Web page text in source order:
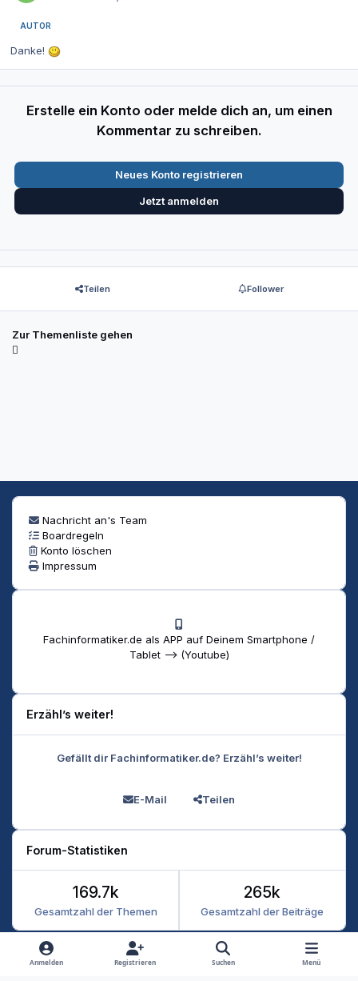
AUTOR
Danke!
Erstelle ein Konto oder melde dich an, um einen
Kommentar zu schreiben.
Neues Konto registrieren
Jetzt anmelden
Teilen Follower
Zur Themenliste gehen
Nachricht an's Team
Boardregeln
Konto löschen
Impressum
Fachinformatiker.de als APP auf Deinem Smartphone /
Tablet --> (Youtube)
Erzähl’s weiter!
Gefällt dir Fachinformatiker.de? Erzähl’s weiter!
E-Mail Teilen
Forum-Statistiken
Gesamtzahl der Themen
169.7k
Gesamtzahl der Beiträge
265k
Heller Modus
Dunkler Modus
Systemeinstellung
Anmelden Registrieren Suchen Menü